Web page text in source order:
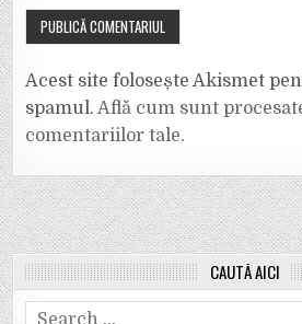
Acest site folosește Akismet
spamul.Află cum sunt
comentariilor tale.
CAUTĂ AICI
Search